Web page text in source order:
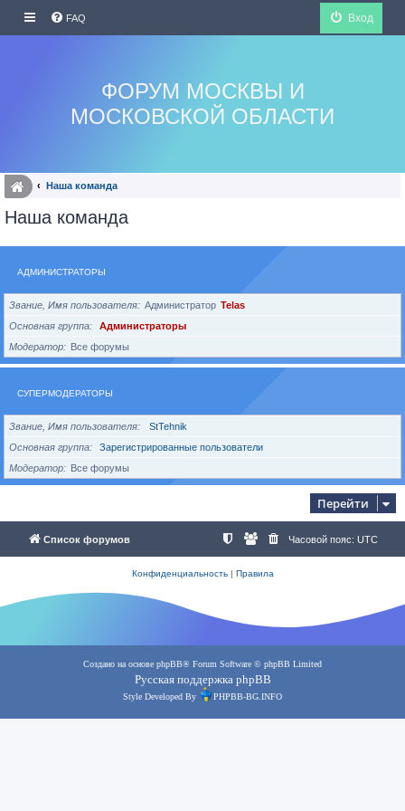
FAQ Вход
ФОРУМ МОСКВЫ И
МОСКОВСКОЙ ОБЛАСТИ
Наша команда
Наша команда
АДМИНИСТРАТОРЫ
Звание, Имя пользователя Администратор Telas
Основная группа
Администраторы
Модератор
Все форумы
СУПЕРМОДЕРАТОРЫ
Звание, Имя пользователя
StTehnik
Основная группа
Зарегистрированные пользователи
Модератор
Все форумы
Перейти
Список форумов Часовой пояс: UTC
Конфиденциальность| Правила
Создано на основе phpBB® Forum Software © phpBB Limited
Русская поддержка phpBB
Style Developed By PHPBB-BG.INFO